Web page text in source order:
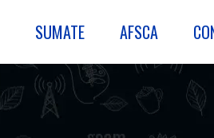
SUMATE AFSCA